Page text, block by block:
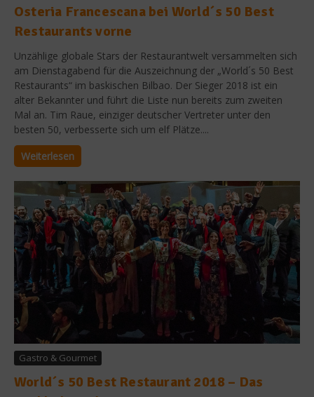
Osteria Francescana bei World´s 50 Best
Restaurants vorne
Unzählige globale Stars der Restaurantwelt versammelten sich
am Dienstagabend für die Auszeichnung der „World´s 50 Best
Restaurants“ im baskischen Bilbao. Der Sieger 2018 ist ein
alter Bekannter und führt die Liste nun bereits zum zweiten
Mal an. Tim Raue, einziger deutscher Vertreter unter den
besten 50, verbesserte sich um elf Plätze....
Weiterlesen
Gastro & Gourmet
World´s 50 Best Restaurant 2018 – Das